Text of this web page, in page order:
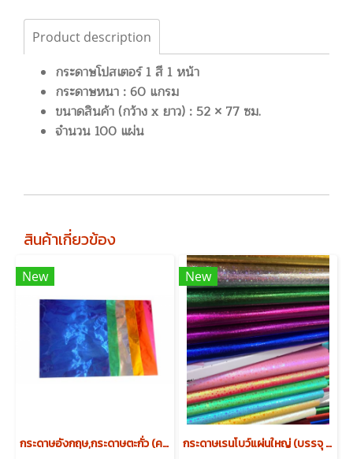
Product description
กระดาษโปสเตอร์ 1 สี 1 หน้า
กระดาษหนา : 60 แกรม
ขนาดสินค้า (กว้าง x ยาว) : 52 × 77 ซม.
จำนวน 100 แผ่น
สินค้าเกี่ยวข้อง
New
กระดาษอังกฤษ,กระดาษตะกั่ว (คละสียกเว้นสีม่วง) (บรรจุ 240 แผ่น)
New
กระดาษเรนโบว์แผ่นใหญ่ (บรรจุ 100 แผ่น)